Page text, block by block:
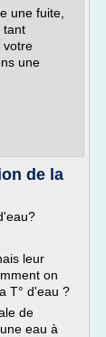
une fuite,
tant
votre
une
de la
leur
on
T° d'eau ?
de
eau à